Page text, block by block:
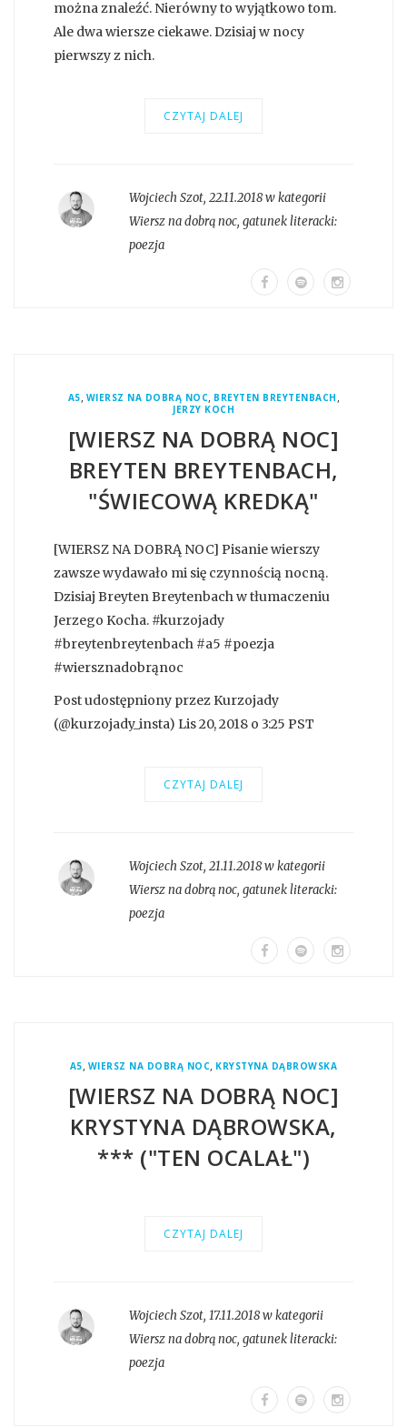
można znaleźć. Nierówny to wyjątkowo tom.
Ale dwa wiersze ciekawe. Dzisiaj w nocy
pierwszy z nich.
CZYTAJ DALEJ
Wojciech Szot, 22.11.2018 w kategorii
Wiersz na dobrą noc, gatunek literacki:
poezja
A5, WIERSZ NA DOBRĄ NOC, BREYTEN BREYTENBACH ,
JERZY KOCH
[WIERSZ NA DOBRĄ NOC]
BREYTEN BREYTENBACH,
"ŚWIECOWĄ KREDKĄ"
[WIERSZ NA DOBRĄ NOC] Pisanie wierszy
zawsze wydawało mi się czynnością nocną.
Dzisiaj Breyten Breytenbach w tłumaczeniu
Jerzego Kocha. #kurzojady
#breytenbreytenbach #a5 #poezja
#wiersznadobrąnoc
Post udostępniony przez Kurzojady
(@kurzojady_insta) Lis 20, 2018 o 3:25 PST
CZYTAJ DALEJ
Wojciech Szot, 21.11.2018 w kategorii
Wiersz na dobrą noc, gatunek literacki:
poezja
A5, WIERSZ NA DOBRĄ NOC, KRYSTYNA DĄBROWSKA
[WIERSZ NA DOBRĄ NOC]
KRYSTYNA DĄBROWSKA,
*** ("TEN OCALAŁ")
CZYTAJ DALEJ
Wojciech Szot, 17.11.2018 w kategorii
Wiersz na dobrą noc, gatunek literacki:
poezja